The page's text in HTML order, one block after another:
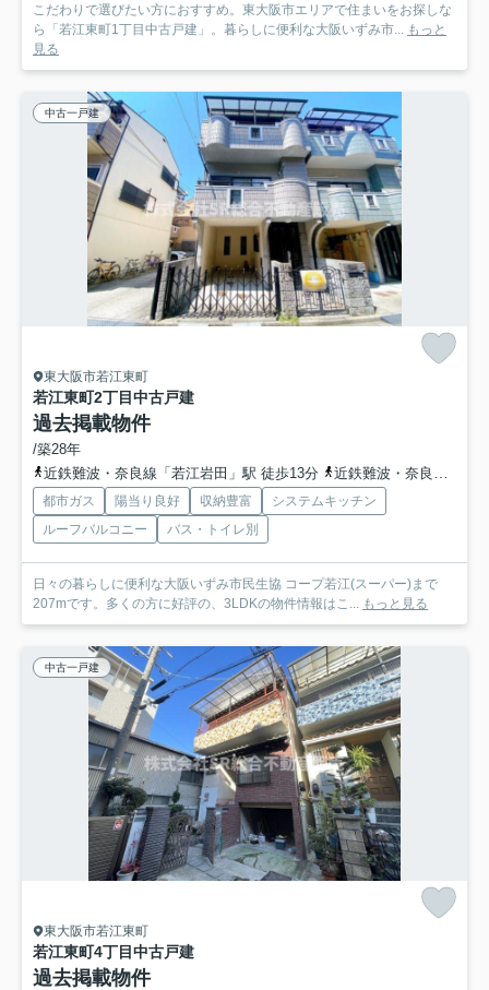
こだわりで選びたい方におすすめ。東大阪市エリアで住まいをお探しな
ら「若江東町1丁目中古戸建」。暮らしに便利な大阪いずみ市... もっと
見る
中古一戸建
東大阪市若江東町
若江東町2丁目中古戸建
過去掲載物件
/築28年
近鉄難波・奈良線「若江岩田」駅 徒歩13分
近鉄難波・奈良線「河内花園」駅 徒歩16分
都市ガス 陽当り良好 収納豊富
システムキッチン
ルーフバルコニー
バス・トイレ別
日々の暮らしに便利な大阪いずみ市民生協 コープ若江(スーパー)まで
207mです。多くの方に好評の、3LDKの物件情報はこ... もっと見る
中古一戸建
東大阪市若江東町
若江東町4丁目中古戸建
過去掲載物件